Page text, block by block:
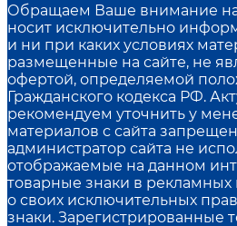
Обращаем Ваше внимание на
носит исключительно
и ни при каких условиях
размещенные на сайте, не
офертой, определяемой
Гражданского кодекса РФ.
рекомендуем уточнить у
материалов с сайта
администратор сайта не
отображаемые на данном
товарные знаки в рекламных
о своих исключительных
знаки. Зарегистрированные